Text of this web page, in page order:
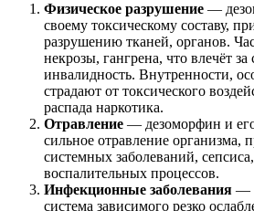
Физическое разрушение —
своему токсическому составу,
разрушению тканей, органов.
некрозы, гангрена, что влечёт
инвалидность. Внутренности,
страдают от токсического
распада наркотика.
Отравление — дезоморфин и
сильное отравление организма,
системных заболеваний,
воспалительных процессов.
Инфекционные заболевания —
система зависимого резко